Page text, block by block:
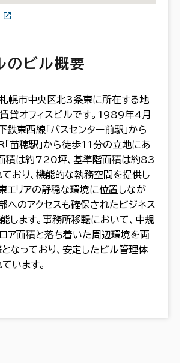
のビル概要
幌市中央区北3条東に所在する地
貸オフィスビルです。1989年4月
鉄東西線「バスセンター前駅」から
苗穂駅」から徒歩11分の立地にあ
面積は約720坪、基準階面積は約83
おり、機能的な執務空間を提供し
エリアの静穏な環境に位置しなが
へのアクセスも確保されたビジネス
します。事務所移転において、中規
ア面積と落ち着いた周辺環境を両
なっており、安定したビル管理体
います。